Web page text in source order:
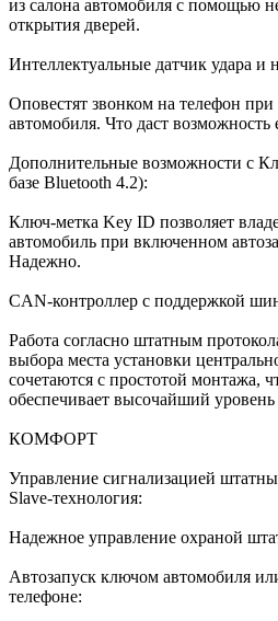
из салона автомобиля с помощью
открытия дверей.
Интеллектуальные датчик удара и
Оповестят звонком на телефон
автомобиля. Что даст возможность
Дополнительные возможности с
базе Bluetooth 4.2):
Ключ-метка Key ID позволяет
автомобиль при включенном
Надежно.
CAN-контроллер с поддержкой
Работа согласно штатным
выбора места установки
сочетаются с простотой монтажа,
обеспечивает высочайший
КОМФОРТ
Управление сигнализацией
Slave-технология:
Надежное управление охраной
Автозапуск ключом автомобиля
телефоне: